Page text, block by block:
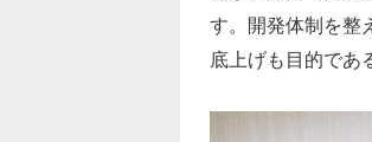
す。開発体制を整
底上げも目的であ